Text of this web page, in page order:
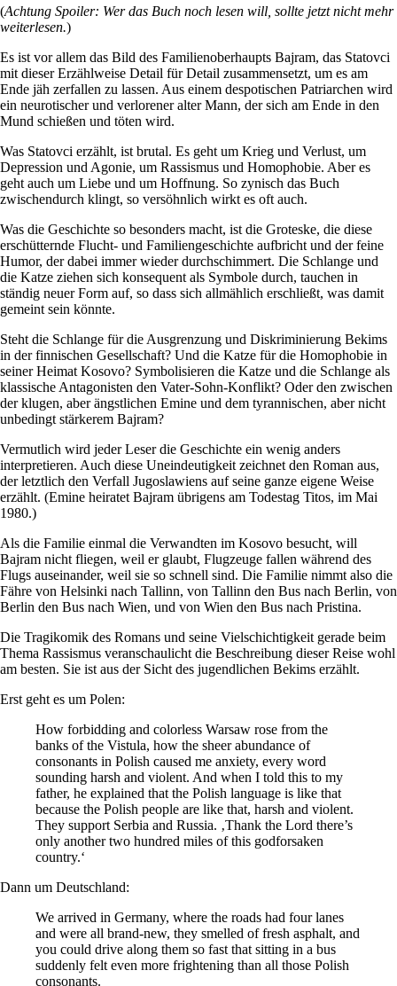
(Achtung Spoiler: Wer das Buch noch lesen will, sollte jetzt nicht mehr
weiterlesen.)
Es ist vor allem das Bild des Familienoberhaupts Bajram, das Statovci
mit dieser Erzählweise Detail für Detail zusammensetzt, um es am
Ende jäh zerfallen zu lassen. Aus einem despotischen Patriarchen wird
ein neurotischer und verlorener alter Mann, der sich am Ende in den
Mund schießen und töten wird.
Was Statovci erzählt, ist brutal. Es geht um Krieg und Verlust, um
Depression und Agonie, um Rassismus und Homophobie. Aber es
geht auch um Liebe und um Hoffnung. So zynisch das Buch
zwischendurch klingt, so versöhnlich wirkt es oft auch.
Was die Geschichte so besonders macht, ist die Groteske, die diese
erschütternde Flucht- und Familiengeschichte aufbricht und der feine
Humor, der dabei immer wieder durchschimmert. Die Schlange und
die Katze ziehen sich konsequent als Symbole durch, tauchen in
ständig neuer Form auf, so dass sich allmählich erschließt, was damit
gemeint sein könnte.
Steht die Schlange für die Ausgrenzung und Diskriminierung Bekims
in der finnischen Gesellschaft? Und die Katze für die Homophobie in
seiner Heimat Kosovo? Symbolisieren die Katze und die Schlange als
klassische Antagonisten den Vater-Sohn-Konflikt? Oder den zwischen
der klugen, aber ängstlichen Emine und dem tyrannischen, aber nicht
unbedingt stärkerem Bajram?
Vermutlich wird jeder Leser die Geschichte ein wenig anders
interpretieren. Auch diese Uneindeutigkeit zeichnet den Roman aus,
der letztlich den Verfall Jugoslawiens auf seine ganze eigene Weise
erzählt. (Emine heiratet Bajram übrigens am Todestag Titos, im Mai
1980.)
Als die Familie einmal die Verwandten im Kosovo besucht, will
Bajram nicht fliegen, weil er glaubt, Flugzeuge fallen während des
Flugs auseinander, weil sie so schnell sind. Die Familie nimmt also die
Fähre von Helsinki nach Tallinn, von Tallinn den Bus nach Berlin, von
Berlin den Bus nach Wien, und von Wien den Bus nach Pristina.
Die Tragikomik des Romans und seine Vielschichtigkeit gerade beim
Thema Rassismus veranschaulicht die Beschreibung dieser Reise wohl
am besten. Sie ist aus der Sicht des jugendlichen Bekims erzählt.
Erst geht es um Polen:
How forbidding and colorless Warsaw rose from the
banks of the Vistula, how the sheer abundance of
consonants in Polish caused me anxiety, every word
sounding harsh and violent. And when I told this to my
father, he explained that the Polish language is like that
because the Polish people are like that, harsh and violent.
They support Serbia and Russia. ‚Thank the Lord there’s
only another two hundred miles of this godforsaken
country.‘
Dann um Deutschland:
We arrived in Germany, where the roads had four lanes
and were all brand-new, they smelled of fresh asphalt, and
you could drive along them so fast that sitting in a bus
suddenly felt even more frightening than all those Polish
consonants.